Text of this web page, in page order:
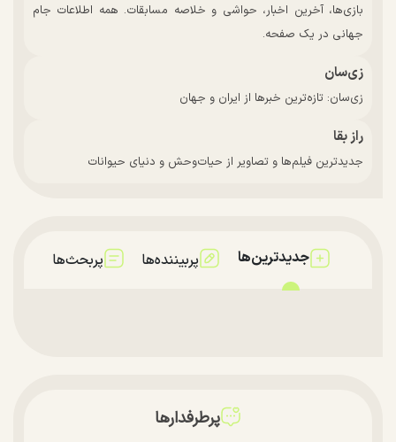
بازی‌ها، آخرین اخبار، حواشی و خلاصه مسابقات. همه اطلاعات جام
جهانی در یک صفحه.
زی‌سان
زی‌سان: تازه‌ترین خبرها از ایران و جهان
راز بقا
جدیدترین فیلم‌ها و تصاویر از حیات‌وحش و دنیای حیوانات
جدیدترین‌ها پربیننده‌ها پربحث‌ها
پرطرفدارها